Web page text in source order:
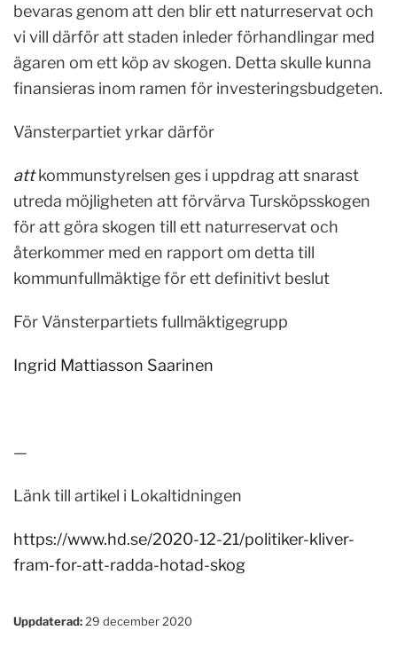
bevaras genom att den blir ett naturreservat och
vi vill därför att staden inleder förhandlingar med
ägaren om ett köp av skogen. Detta skulle kunna
finansieras inom ramen för investeringsbudgeten.
Vänsterpartiet yrkar därför
attkommunstyrelsen ges i uppdrag att snarast
utreda möjligheten att förvärva Tursköpsskogen
för att göra skogen till ett naturreservat och
återkommer med en rapport om detta till
kommunfullmäktige för ett definitivt beslut
För Vänsterpartiets fullmäktigegrupp
Ingrid Mattiasson Saarinen
—
Länk till artikel i Lokaltidningen
https://www.hd.se/2020-12-21/politiker-kliver-
fram-for-att-radda-hotad-skog
Uppdaterad: 29 december 2020